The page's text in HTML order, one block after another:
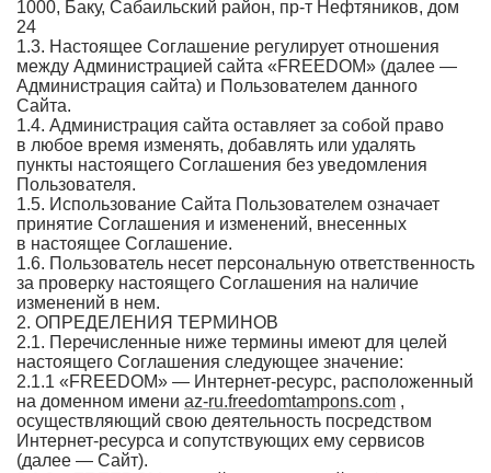
1000, Баку, Сабаильский район, пр-т Нефтяников, дом
24
1.3. Настоящее Соглашение регулирует отношения
между Администрацией сайта «FREEDOM» (далее —
Администрация сайта) и Пользователем данного
Сайта.
1.4. Администрация сайта оставляет за собой право
в любое время изменять, добавлять или удалять
пункты настоящего Соглашения без уведомления
Пользователя.
1.5. Использование Сайта Пользователем означает
принятие Соглашения и изменений, внесенных
в настоящее Соглашение.
1.6. Пользователь несет персональную ответственность
за проверку настоящего Соглашения на наличие
изменений в нем.
2. ОПРЕДЕЛЕНИЯ ТЕРМИНОВ
2.1. Перечисленные ниже термины имеют для целей
настоящего Соглашения следующее значение:
2.1.1 «FREEDOM» — Интернет-ресурс, расположенный
на доменном имени az-ru.freedomtampons.com ,
осуществляющий свою деятельность посредством
Интернет-ресурса и сопутствующих ему сервисов
(далее — Сайт).